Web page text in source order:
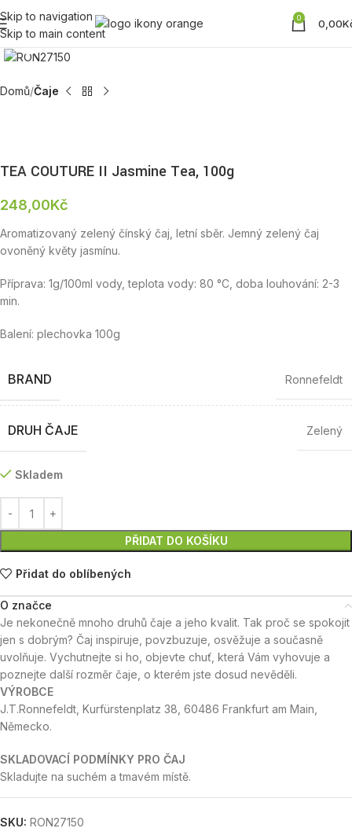
Skip to navigation
Skip to main content
0 0,00
Zobrazit produktovou fotku
Domů Čaje
TEA COUTURE II Jasmine Tea, 100g
248,00Kč
Aromatizovaný zelený čínský čaj, letní sběr. Jemný zelený čaj
ovoněný květy jasmínu.
Příprava: 1g/100ml vody, teplota vody: 80 °C, doba louhování: 2-3
min.
Balení: plechovka 100g
BRAND Ronnefeldt
DRUH ČAJE Zelený
Skladem
PŘIDAT DO KOŠÍKU
Přidat do oblíbených
O značce
Je nekonečně mnoho druhů čaje a jeho kvalit. Tak proč se spokojit
jen s dobrým? Čaj inspiruje, povzbuzuje, osvěžuje a současně
uvolňuje. Vychutnejte si ho, objevte chuť, která Vám vyhovuje a
poznejte další rozměr čaje, o kterém jste dosud nevěděli.
VÝROBCE
J.T.Ronnefeldt, Kurfürstenplatz 38, 60486 Frankfurt am Main,
Německo.
SKLADOVACÍ PODMÍNKY PRO ČAJ
Skladujte na suchém a tmavém místě.
SKU: RON27150